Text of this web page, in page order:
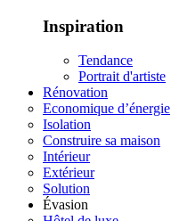
Inspiration
Tendance
Portrait d'artiste
Rénovation
Economique d’énergie
Isolation
Construire sa maison
Intérieur
Extérieur
Solution
Évasion